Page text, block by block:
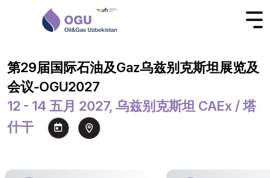
第29届国际石油及Gaz乌兹别克斯坦展览及
会议-OGU2027
12 - 14 五月 2027, 乌兹别克斯坦 CAEx / 塔
什干